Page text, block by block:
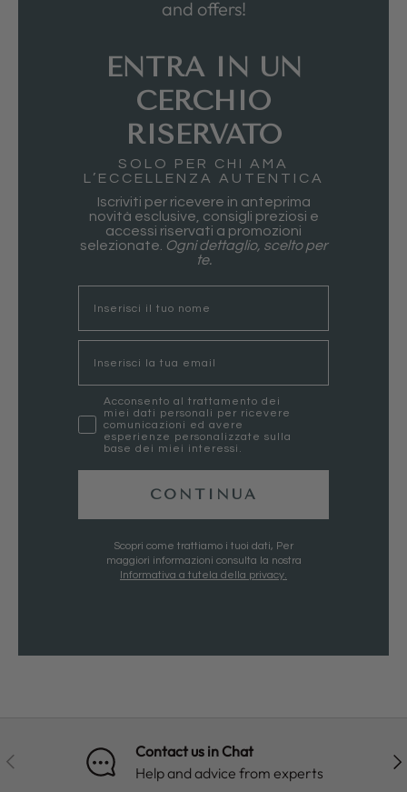
and offers!
ENTRA IN UN
CERCHIO
RISERVATO
SOLO PER CHI AMA
L’ECCELLENZA AUTENTICA
Iscriviti per ricevere in anteprima
novità esclusive, consigli preziosi e
accessi riservati a promozioni
selezionate. Ogni dettaglio, scelto per
te.
marketing
Acconsento al trattamento dei
miei dati personali per ricevere
comunicazioni ed avere
esperienze personalizzate sulla
base dei miei interessi.
CONTINUA
Scopri come trattiamo i tuoi dati, Per
maggiori informazioni consulta la nostra
Informativa a tutela della privacy.
PREVIOUS
Contact us in Chat
Help and advice from experts